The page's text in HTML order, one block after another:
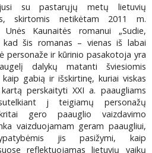
su pastarųjų metų lietuvių
skirtomis netikėtam 2011 m.
Kaunaitės romanui „Sudie,
šis romanas – vienas iš labai
personaže ir kūrinio pasakotoja yra
dalykų matanti šviesiomis
gabią ir išskirtinę, kuriai viskas
perskaityti XXI a. paaugliams
j teigiamų personažų
gero paauglio vaizdavimo
vaizduojamam geram paaugliui,
jis pasižymi, kaip
reflektuojamas lietuvių vaikų